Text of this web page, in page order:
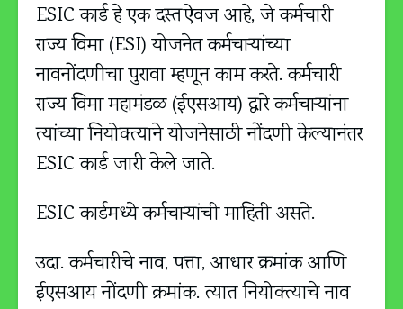
ESIC कार्ड हे एक दस्तऐवज आहे, जे कर्मचारी
राज्य विमा (ESI) योजनेत कर्मचार्‍यांच्या
नावनोंदणीचा पुरावा म्हणून काम करते. कर्मचारी
राज्य विमा महामंडळ (ईएसआय) द्वारे कर्मचाऱ्यांना
त्यांच्या नियोक्त्याने योजनेसाठी नोंदणी केल्यानंतर
ESIC कार्ड जारी केले जाते.
ESIC कार्डमध्‍ये कर्मचार्‍यांची माहिती असते.
उदा. कर्मचारीचे नाव, पत्ता, आधार क्रमांक आणि
ईएसआय नोंदणी क्रमांक. त्यात नियोक्त्याचे नाव